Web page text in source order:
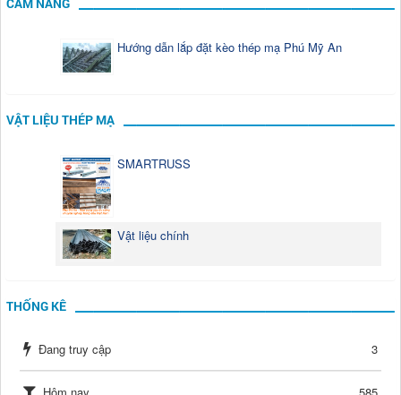
Hướng dẫn lắp đặt kèo thép mạ Phú Mỹ An
VẬT LIỆU THÉP MẠ
SMARTRUSS
Vật liệu chính
THỐNG KÊ
Đang truy cập 3
Hôm nay
585